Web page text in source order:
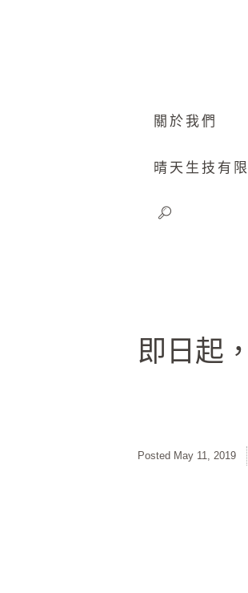
關於我們
晴天生技有
即日起
May 11, 2019